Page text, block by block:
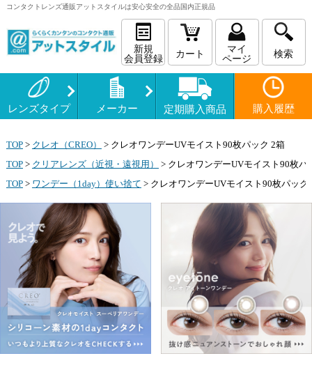
コンタクトレンズ通販アットスタイルは安心安全の全品国内正規品
新規
会員登録
カート
マイ
ページ
検索
レンズタイプ メーカー 定期購入商品 購入履歴
TOP> クレオ（CREO） > クレオワンデーUVモイスト90枚パック 2箱
TOP> クリアレンズ（近視・遠視用） > クレオワンデーUVモイスト90枚パ
TOP> ワンデー（1day）使い捨て > クレオワンデーUVモイスト90枚パック